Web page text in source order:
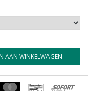
AAN WINKELWAGEN